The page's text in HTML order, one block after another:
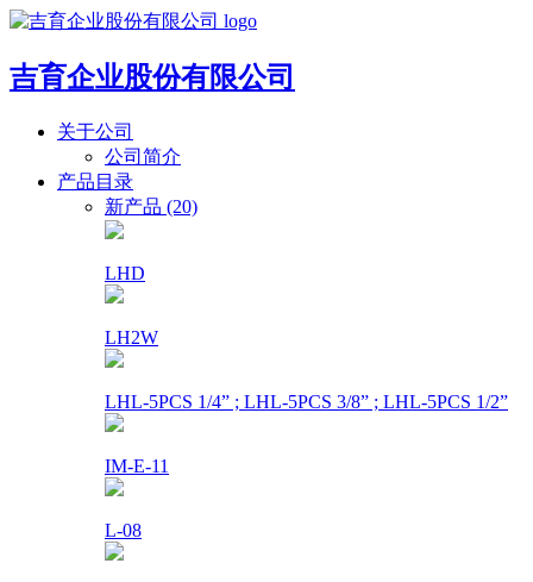
吉育企业股份有限公司
关于公司
公司简介
产品目录
新产品 (20)
LHD
LH2W
LHL-5PCS 1/4” ; LHL-5PCS 3/8” ; LHL-5PCS 1/2”
IM-E-11
L-08